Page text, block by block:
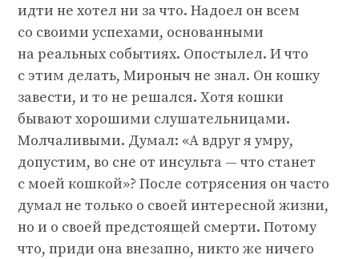
идти не хотел ни за что. Надоел он всем
со своими успехами, основанными
на реальных событиях. Опостылел. И что
с этим делать, Мироныч не знал. Он кошку
завести, и то не решался. Хотя кошки
бывают хорошими слушательницами.
Молчаливыми. Думал: «А вдруг я умру,
допустим, во сне от инсульта — что станет
с моей кошкой»? После сотрясения он часто
думал не только о своей интересной жизни,
но и о своей предстоящей смерти. Потому
что, приди она внезапно, никто же ничего